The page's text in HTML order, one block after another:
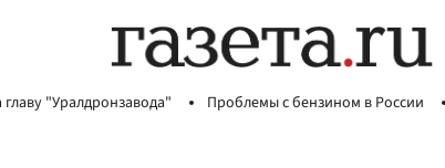
"Уралдронзавода" Проблемы с бензином в России